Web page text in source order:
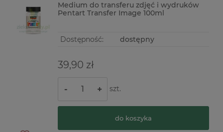
Medium do transferu zdjęć i wydruków
Pentart Transfer Image 100ml
Dostępność: dostępny
39,90 zł
- + szt.
do koszyka